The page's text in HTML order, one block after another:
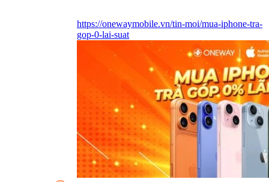
https://onewaymobile.vn/tin-moi/mua-iphone-tra-
gop-0-lai-suat